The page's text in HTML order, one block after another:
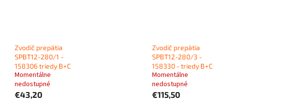
Zvodič prepätia
SPBT12-280/1 -
158306 triedy B+C
Momentálne
nedostupné
€43,20
Zvodič prepätia
SPBT12-280/3 -
158330 - triedy B+C
Momentálne
nedostupné
€115,50